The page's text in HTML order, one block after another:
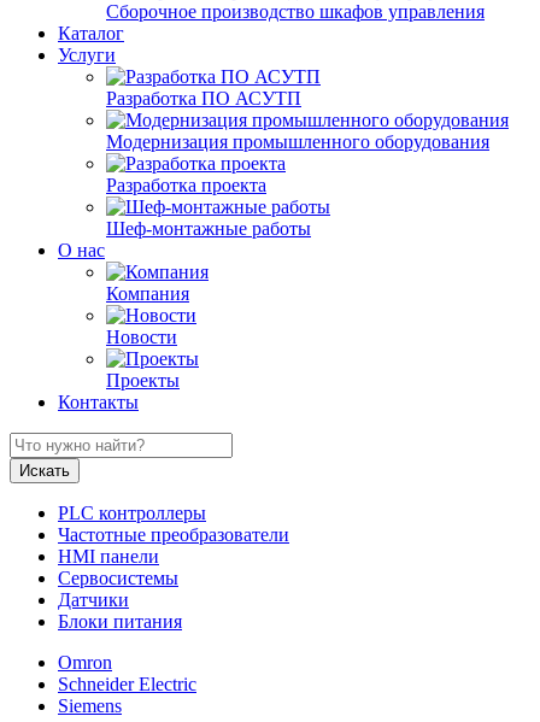
Сборочное производство шкафов управления
Каталог
Услуги
Разработка ПО АСУТП
Модернизация промышленного оборудования
Разработка проекта
Шеф-монтажные работы
О нас
Компания
Новости
Проекты
Контакты
PLC контроллеры
Частотные преобразователи
HMI панели
Сервосистемы
Датчики
Блоки питания
Omron
Schneider Electric
Siemens